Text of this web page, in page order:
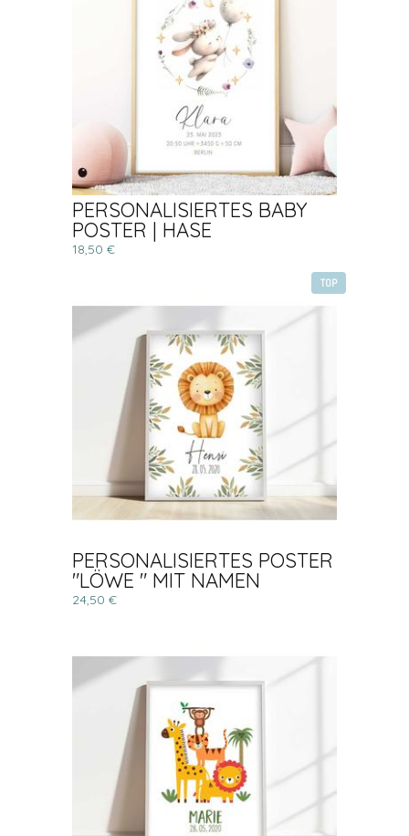
PERSONALISIERTES BABY
POSTER | HASE
18,50 €
TOP
PERSONALISIERTES POSTER
"LÖWE " MIT NAMEN
24,50 €